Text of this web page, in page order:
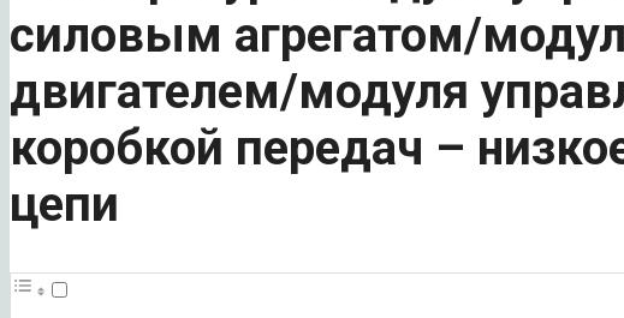
силовым агрегатом/
двигателем/модуля
коробкой передач –
цепи